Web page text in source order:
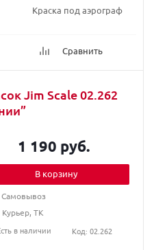
Краска под аэрограф
Сравнить
Jim Scale 02.262
1 190 руб.
В корзину
Самовывоз
Курьер, ТК
в наличии
Код: 02.262